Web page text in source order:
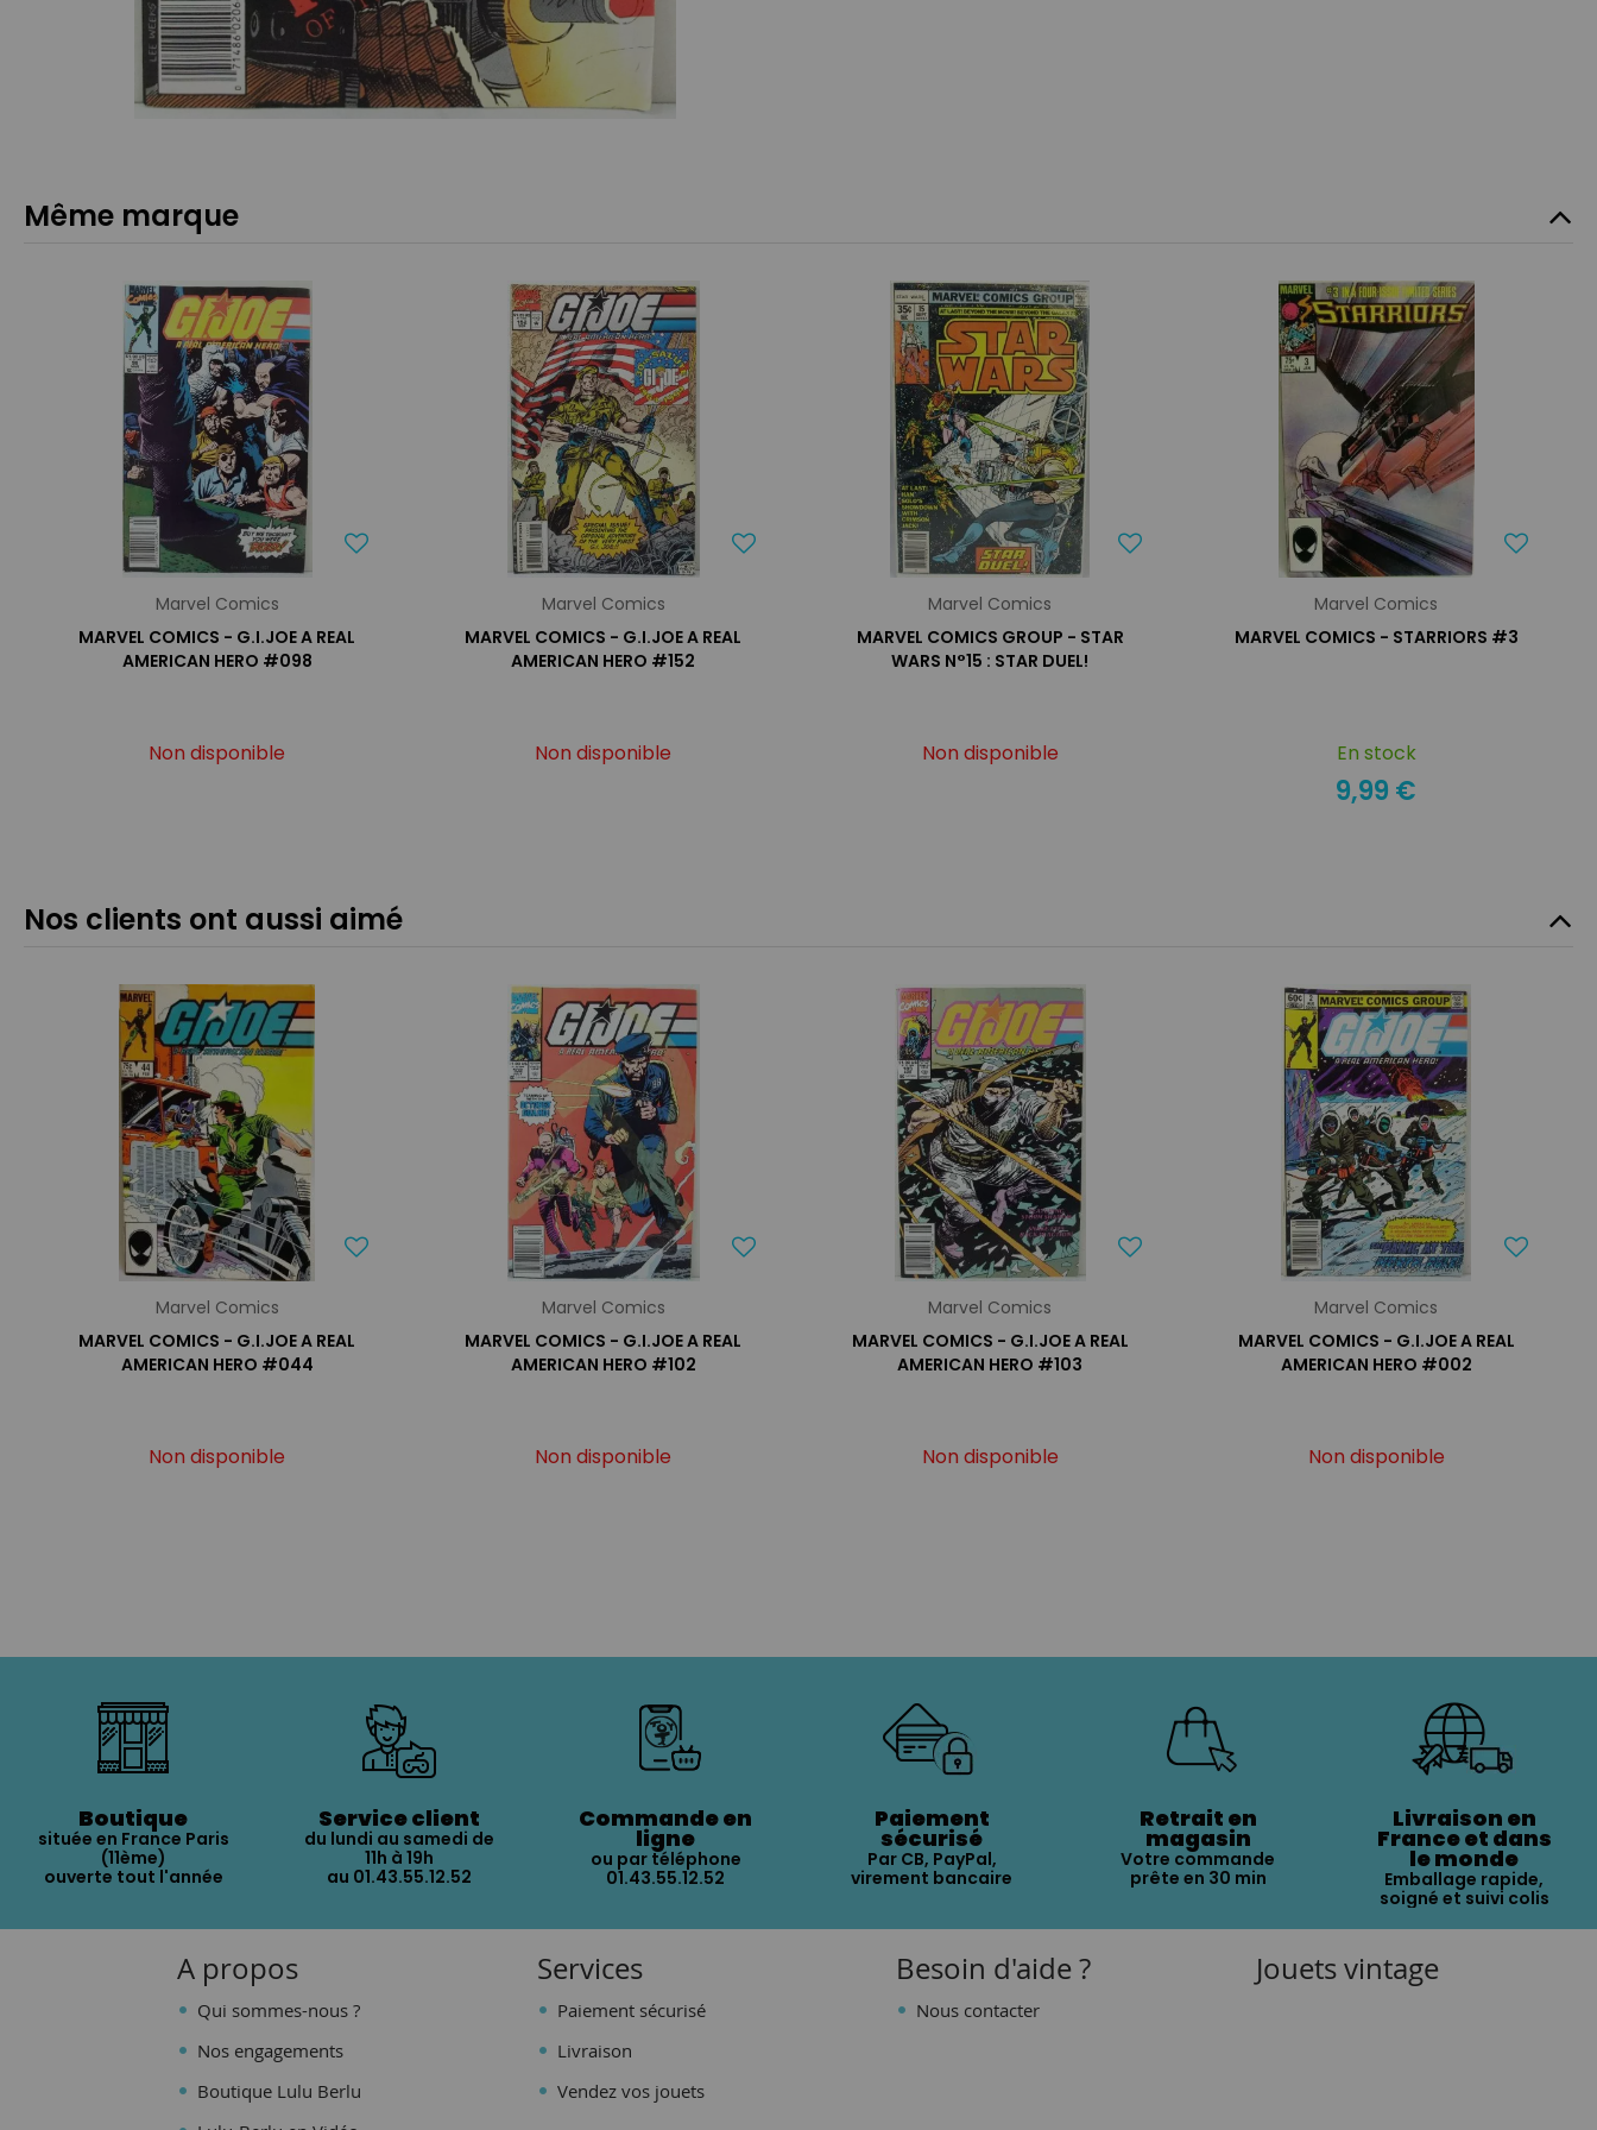
Même marque
Marvel Comics
MARVEL COMICS - G.I.JOE A REAL
AMERICAN HERO #098
Non disponible
Marvel Comics
MARVEL COMICS - G.I.JOE A REAL
AMERICAN HERO #152
Non disponible
Marvel Comics
MARVEL COMICS GROUP - STAR
WARS N°15 : STAR DUEL!
Non disponible
Marvel Comics
MARVEL COMICS - STARRIORS #3
En stock
9,99 €
Nos clients ont aussi aimé
Marvel Comics
MARVEL COMICS - G.I.JOE A REAL
AMERICAN HERO #044
Non disponible
Marvel Comics
MARVEL COMICS - G.I.JOE A REAL
AMERICAN HERO #102
Non disponible
Marvel Comics
MARVEL COMICS - G.I.JOE A REAL
AMERICAN HERO #103
Non disponible
Marvel Comics
MARVEL COMICS - G.I.JOE A REAL
AMERICAN HERO #002
Non disponible
Boutique
située en France Paris
(11ème)
ouverte tout l'année
Service client
du lundi au samedi de
11h à 19h
au 01.43.55.12.52
Commande en
ligne
ou par téléphone
01.43.55.12.52
Paiement
sécurisé
Par CB, PayPal,
virement bancaire
Retrait en
magasin
Votre commande
prête en 30 min
Livraison en
France et dans
le monde
Emballage rapide,
soigné et suivi colis
A propos
Qui sommes-nous ?
Nos engagements
Boutique Lulu Berlu
Services
Paiement sécurisé
Livraison
Vendez vos jouets
Besoin d'aide ?
Nous contacter
Jouets vintage